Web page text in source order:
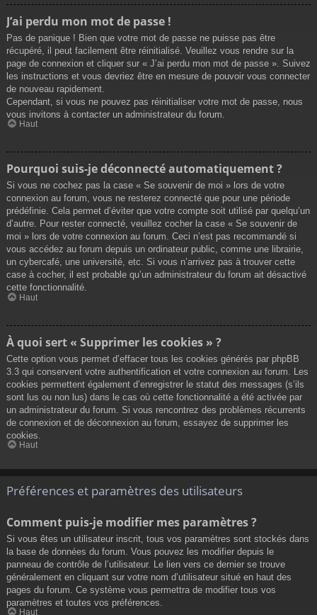
J’ai perdu mon mot de passe !
Pas de panique ! Bien que votre mot de passe ne puisse pas être
récupéré, il peut facilement être réinitialisé. Veuillez vous rendre sur la
page de connexion et cliquer sur « J’ai perdu mon mot de passe ». Suivez
les instructions et vous devriez être en mesure de pouvoir vous connecter
de nouveau rapidement.
Cependant, si vous ne pouvez pas réinitialiser votre mot de passe, nous
vous invitons à contacter un administrateur du forum.
Haut
Pourquoi suis-je déconnecté automatiquement ?
Si vous ne cochez pas la case « Se souvenir de moi » lors de votre
connexion au forum, vous ne resterez connecté que pour une période
prédéfinie. Cela permet d’éviter que votre compte soit utilisé par quelqu’un
d’autre. Pour rester connecté, veuillez cocher la case « Se souvenir de
moi » lors de votre connexion au forum. Ceci n’est pas recommandé si
vous accédez au forum depuis un ordinateur public, comme une librairie,
un cybercafé, une université, etc. Si vous n’arrivez pas à trouver cette
case à cocher, il est probable qu’un administrateur du forum ait désactivé
cette fonctionnalité.
Haut
À quoi sert « Supprimer les cookies » ?
Cette option vous permet d’effacer tous les cookies générés par phpBB
3.3 qui conservent votre authentification et votre connexion au forum. Les
cookies permettent également d’enregistrer le statut des messages (s’ils
sont lus ou non lus) dans le cas où cette fonctionnalité a été activée par
un administrateur du forum. Si vous rencontrez des problèmes récurrents
de connexion et de déconnexion au forum, essayez de supprimer les
cookies.
Haut
Préférences et paramètres des utilisateurs
Comment puis-je modifier mes paramètres ?
Si vous êtes un utilisateur inscrit, tous vos paramètres sont stockés dans
la base de données du forum. Vous pouvez les modifier depuis le
panneau de contrôle de l’utilisateur. Le lien vers ce dernier se trouve
généralement en cliquant sur votre nom d’utilisateur situé en haut des
pages du forum. Ce système vous permettra de modifier tous vos
paramètres et toutes vos préférences.
Haut